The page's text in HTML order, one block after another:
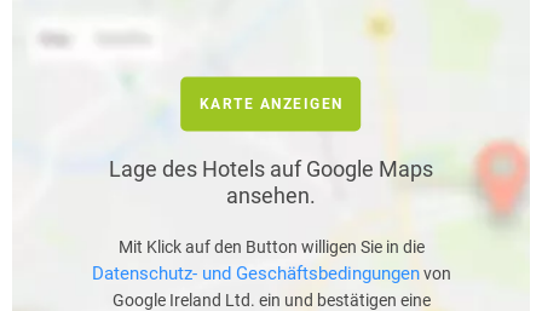
KARTE ANZEIGEN
Lage des Hotels auf Google Maps
ansehen.
Mit Klick auf den Button willigen Sie in die
Datenschutz- und Geschäftsbedingungenvon
Google Ireland Ltd. ein und bestätigen eine